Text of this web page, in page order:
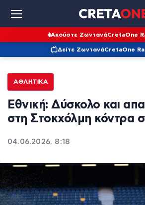
Ακούστε ΖωντανάCretaOne
Δείτε ΖωντανάCretaOne
ΑΘΛΗΤΙΚΆ
Εθνική: Δύσκολο και
στη Στοκχόλμη κόντρα
04.06.2026, 8:18